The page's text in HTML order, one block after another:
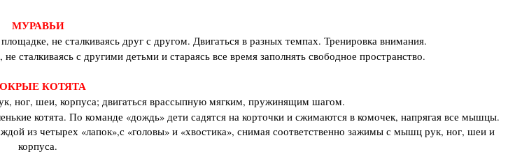
МУРАВЬИ
не сталкиваясь друг с другом. Двигаться в разных темпах. Тренировка внимания.
сталкиваясь с другими детьми и стараясь все время заполнять свободное пространство.
КОТЯТА
ног, шеи, корпуса; двигаться врассыпную мягким, пружинящим шагом.
котята. По команде «дождь» дети садятся на корточки и сжимаются в комочек, напрягая все мышцы.
из четырех «лапок»,с «головы» и «хвостика», снимая соответственно зажимы с мышц рук, ног, шеи и
корпуса.